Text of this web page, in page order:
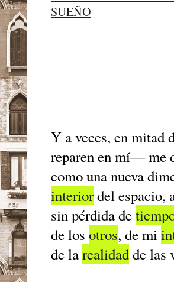
SUEÑO
Y a veces, en mitad
reparen en mí― me
como una nueva
interiordel espacio,
sin pérdida de
de los otros, de mi
de larealidadde las